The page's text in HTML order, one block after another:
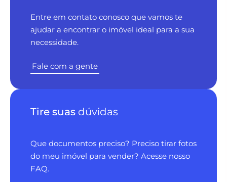
Entre em contato conosco que vamos te
ajudar a encontrar o imóvel ideal para a sua
necessidade.
Fale com a gente
Tire suas dúvidas
Que documentos preciso? Preciso tirar fotos
do meu imóvel para vender? Acesse nosso
FAQ.